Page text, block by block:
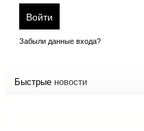
Войти
Забыли данные входа?
Быстрые новости